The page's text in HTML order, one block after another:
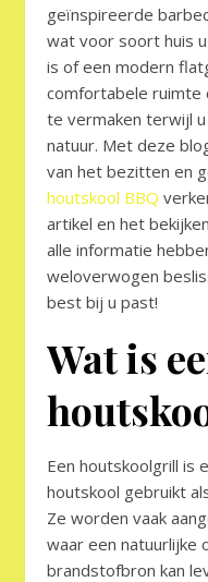
geïnspireerde
wat voor soort huis
is of een modern
comfortabele ruimte
te vermaken terwijl
natuur. Met deze
van het bezitten en
houtskool BBQ
artikel en het
alle informatie
weloverwogen
best bij u past!
Wat is
Een houtskoolgrill is
houtskool gebruikt
Ze worden vaak
waar een natuurlijke
brandstofbron kan